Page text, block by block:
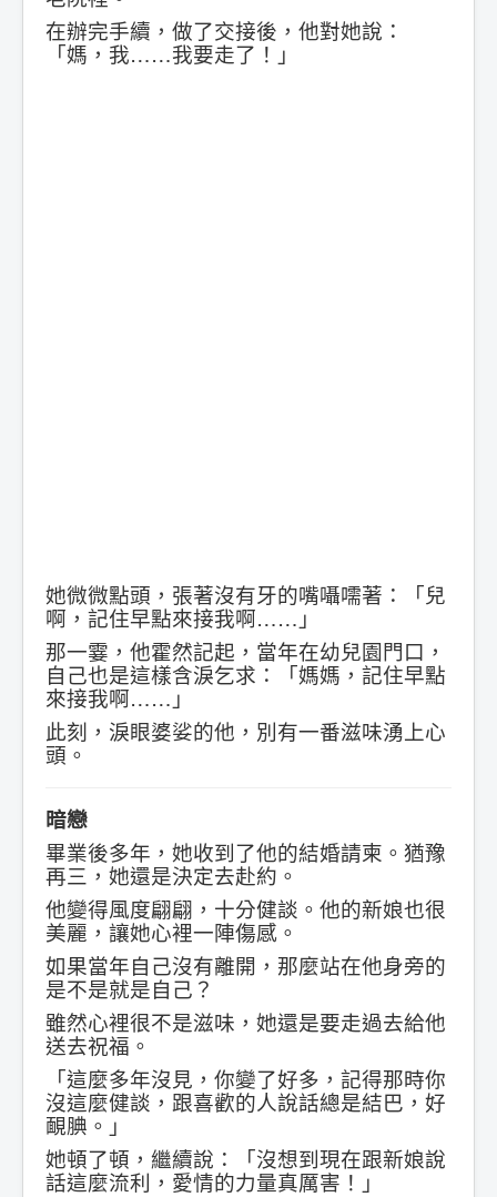
在辦完手續，做了交接後，他對她說：
「媽，我……我要走了！」
她微微點頭，張著沒有牙的嘴囁嚅著：「兒
啊，記住早點來接我啊……」
那一霎，他霍然記起，當年在幼兒園門口，
自己也是這樣含淚乞求：「媽媽，記住早點
來接我啊……」
此刻，淚眼婆娑的他，別有一番滋味湧上心
頭。
暗戀
畢業後多年，她收到了他的結婚請柬。猶豫
再三，她還是決定去赴約。
他變得風度翩翩，十分健談。他的新娘也很
美麗，讓她心裡一陣傷感。
如果當年自己沒有離開，那麼站在他身旁的
是不是就是自己？
雖然心裡很不是滋味，她還是要走過去給他
送去祝福。
「這麼多年沒見，你變了好多，記得那時你
沒這麼健談，跟喜歡的人說話總是結巴，好
靦腆。」
她頓了頓，繼續說：「沒想到現在跟新娘說
話這麼流利，愛情的力量真厲害！」